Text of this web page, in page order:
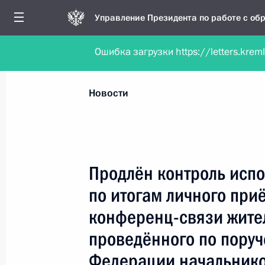
Управление Президента по работе с
Обратиться в форме электронного
Все новости
Все руководители, регионы, города и темы
Новости
Продлён контроль
по итогам личного
конференц-связи
проведённого по
Ошибка загрузки https://